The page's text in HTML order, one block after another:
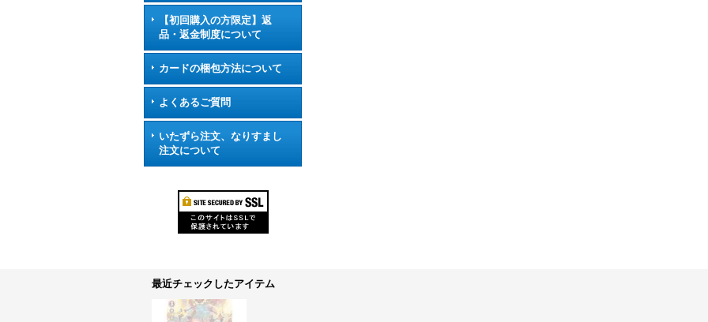
【初回購入の方限定】返
品・返金制度について
カードの梱包方法について
よくあるご質問
いたずら注文、なりすまし
注文について
最近チェックしたアイテム